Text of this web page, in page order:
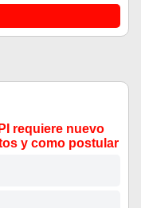
requiere nuevo
y como postular